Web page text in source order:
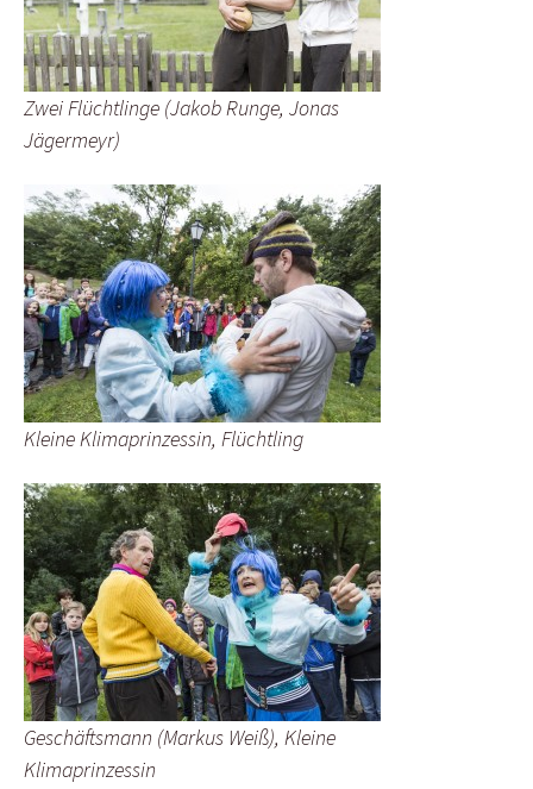
Zwei Flüchtlinge (Jakob Runge, Jonas
Jägermeyr)
Kleine Klimaprinzessin, Flüchtling
Geschäftsmann (Markus Weiß), Kleine
Klimaprinzessin